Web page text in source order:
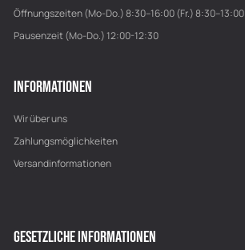
Öffnungszeiten (Mo-Do.) 8:30–16:00 (Fr.) 8:30–13:00
Pausenzeit (Mo-Do.) 12:00-12:30
INFORMATIONEN
Wir über uns
Zahlungsmöglichkeiten
Versandinformationen
GESETZLICHE INFORMATIONEN